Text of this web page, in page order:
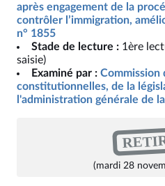
après engagement de la
contrôler l’immigration,
n° 1855
Stade de lecture : 1ère
saisie)
Examiné par : Commission
constitutionnelles, de la
l'administration générale de
(mardi 28